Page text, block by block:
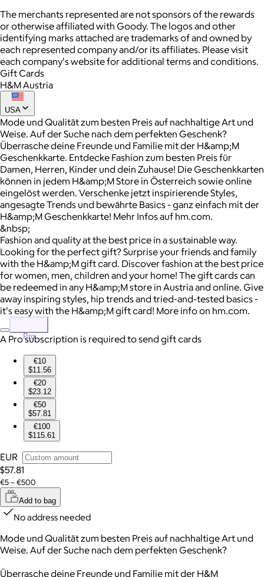
The merchants represented are not sponsors of the rewards
or otherwise affiliated with Goody. The logos and other
identifying marks attached are trademarks of and owned by
each represented company and/or its affiliates. Please visit
each company's website for additional terms and conditions.
Gift Cards
H&M Austria
USA
Mode und Qualität zum besten Preis auf nachhaltige Art und
Weise. Auf der Suche nach dem perfekten Geschenk?
Überrasche deine Freunde und Familie mit der H&amp;M
Geschenkkarte. Entdecke Fashion zum besten Preis für
Damen, Herren, Kinder und dein Zuhause! Die Geschenkkarten
können in jedem H&amp;M Store in Österreich sowie online
eingelöst werden. Verschenke jetzt inspirierende Styles,
angesagte Trends und bewährte Basics - ganz einfach mit der
H&amp;M Geschenkkarte! Mehr Infos auf hm.com.
&nbsp;
Fashion and quality at the best price in a sustainable way.
Looking for the perfect gift? Surprise your friends and family
with the H&amp;M gift card. Discover fashion at the best price
for women, men, children and your home! The gift cards can
be redeemed in any H&amp;M store in Austria and online. Give
away inspiring styles, hip trends and tried-and-tested basics -
it's easy with the H&amp;M gift card! More info on hm.com.
Pro
A Pro subscription is required to send gift cards
€10
$11.56
€20
$23.12
€50
$57.81
€100
$115.61
EUR
$57.81
€5 – €500
Add to bag
No address needed
Mode und Qualität zum besten Preis auf nachhaltige Art und
Weise. Auf der Suche nach dem perfekten Geschenk?
Überrasche deine Freunde und Familie mit der H&M